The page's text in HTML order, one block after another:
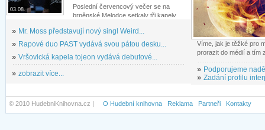
03.08.
Poslední červencový večer se na
brněnské Melodce setkaly tři kapely...
» Mr. Moss představují nový singl Weird...
» Rapové duo PAST vydává svou pátou desku...
» Vršovická kapela tojeon vydává debutové...
» zobrazit více...
Víme, jak je těžké pro
prorazit do médií a tím
» Podporujeme
» Zadání profilu
© 2010 HudebniKnihovna.cz | O Hudební knihovna Reklama Partneři Kontakty